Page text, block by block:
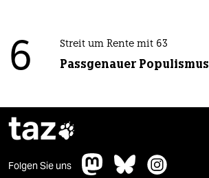
6 Streit um Rente mit 63
Passgenauer Populismus
taz
Folgen Sie uns